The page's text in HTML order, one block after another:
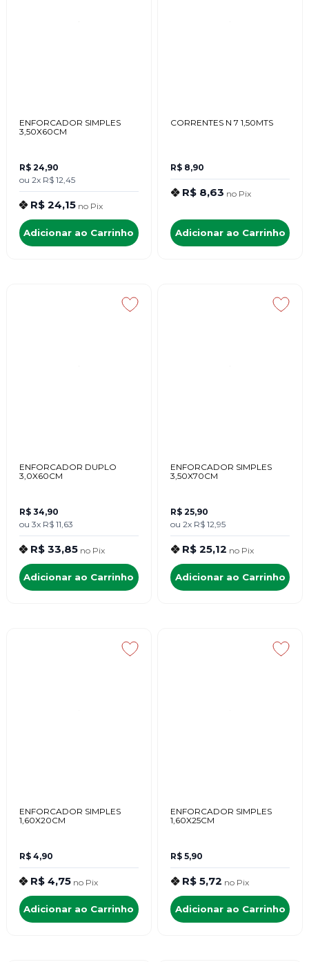
ENFORCADOR SIMPLES
3,50X60CM
R$ 24,90
ou 2x R$ 12,45
R$ 24,15 no Pix
Adicionar ao Carrinho
CORRENTES N 7 1,50MTS
R$ 8,90
R$ 8,63 no Pix
Adicionar ao Carrinho
ENFORCADOR DUPLO
3,0X60CM
R$ 34,90
ou 3x R$ 11,63
R$ 33,85 no Pix
Adicionar ao Carrinho
ENFORCADOR SIMPLES
3,50X70CM
R$ 25,90
ou 2x R$ 12,95
R$ 25,12 no Pix
Adicionar ao Carrinho
ENFORCADOR SIMPLES
1,60X20CM
R$ 4,90
R$ 4,75 no Pix
Adicionar ao Carrinho
ENFORCADOR SIMPLES
1,60X25CM
R$ 5,90
R$ 5,72 no Pix
Adicionar ao Carrinho